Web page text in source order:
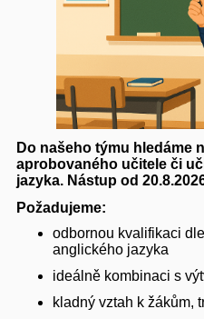
Do našeho týmu hledáme
aprobovaného učitele či
jazyka. Nástup od
Požadujeme:
odbornou kvalifikaci
anglického jazyka
ideálně kombinaci s
kladný vztah k žákům,